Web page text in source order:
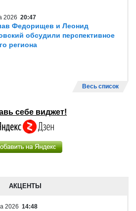
2026 20:47
Федорищев и Леонид
обсудили перспективное
региона
Весь список
себе виджет!
АКЦЕНТЫ
2026 14:48